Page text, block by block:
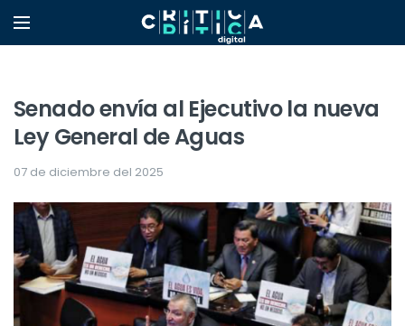
Senado envía al Ejecutivo la nueva
Ley General de Aguas
07 de diciembre del 2025